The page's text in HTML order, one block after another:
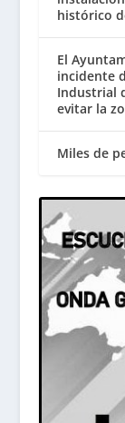
histórico
El
incidente
Industrial
evitar la
Miles de